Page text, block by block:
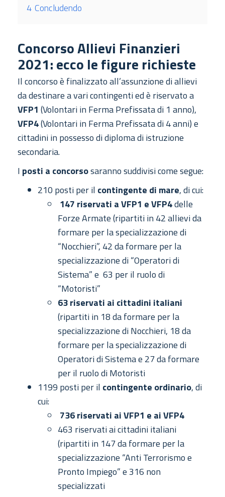
4 Concludendo
Concorso Allievi Finanzieri
2021: ecco le figure richieste
Il concorso è finalizzato all’assunzione di allievi
da destinare a vari contingenti ed è riservato a
VFP1 (Volontari in Ferma Prefissata di 1 anno),
VFP4(Volontari in Ferma Prefissata di 4anni) e
cittadini in possesso di diploma di istruzione
secondaria.
I posti a concorsosaranno suddivisi come segue:
210 posti per il contingente di mare, di cui:
147 riservati a VFP1 e VFP4delle
Forze Armate (ripartiti in 42 allievi da
formare per la specializzazione di
“Nocchieri”, 42 da formare per la
specializzazione di “Operatori di
Sistema” e 63 per il ruolo di
“Motoristi”
63 riservati ai cittadini italiani
(ripartiti in 18 da formare per la
specializzazione di Nocchieri, 18 da
formare per la specializzazione di
Operatori di Sistema e 27 da formare
per il ruolo di Motoristi
1199 posti per il contingente ordinario, di
cui:
736 riservati ai VFP1 e ai VFP4
463 riservati ai cittadini italiani
(ripartiti in 147 da formare per la
specializzazione “Anti Terrorismo e
Pronto Impiego” e 316 non
specializzati